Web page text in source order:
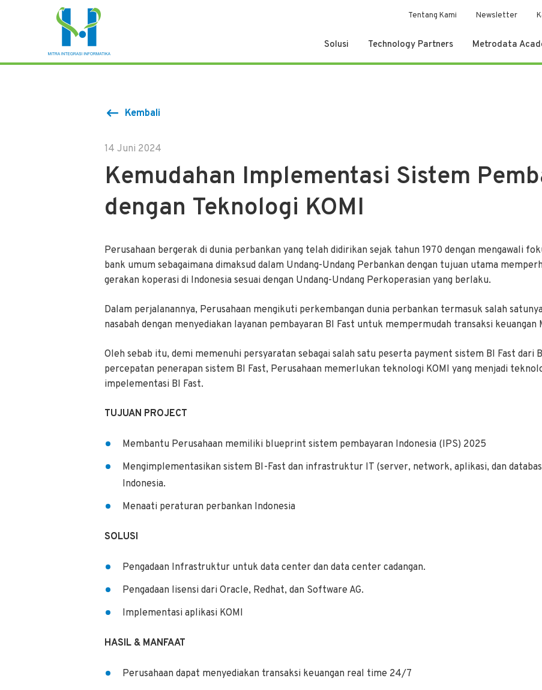
Tentang Kami Newsletter
Solusi Technology Partners Metrodata
Kembali
14 Juni 2024
Kemudahan Implementasi Sistem
dengan Teknologi KOMI
Perusahaan bergerak di dunia perbankan yang telah didirikan sejak tahun 1970 dengan mengawali
bank umum sebagaimana dimaksud dalam Undang-Undang Perbankan dengan tujuan utama
gerakan koperasi di Indonesia sesuai dengan Undang-Undang Perkoperasian yang berlaku.
Dalam perjalanannya, Perusahaan mengikuti perkembangan dunia perbankan termasuk salah
nasabah dengan menyediakan layanan pembayaran BI Fast untuk mempermudah transaksi keuangan
Oleh sebab itu, demi memenuhi persyaratan sebagai salah satu peserta payment sistem BI Fast dari
percepatan penerapan sistem BI Fast, Perusahaan memerlukan teknologi KOMI yang menjadi
impelementasi BI Fast.
TUJUAN PROJECT
Membantu Perusahaan memiliki blueprint sistem pembayaran Indonesia (IPS) 2025
Mengimplementasikan sistem BI-Fast dan infrastruktur IT (server, network, aplikasi, dan
Indonesia.
Menaati peraturan perbankan Indonesia
SOLUSI
Pengadaan Infrastruktur untuk data center dan data center cadangan.
Pengadaan lisensi dari Oracle, Redhat, dan Software AG.
Implementasi aplikasi KOMI
HASIL & MANFAAT
Perusahaan dapat menyediakan transaksi keuangan real time 24/7